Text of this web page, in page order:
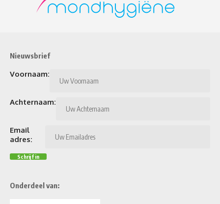
Nieuwsbrief
Voornaam:
Achternaam:
Email
adres:
Onderdeel van: